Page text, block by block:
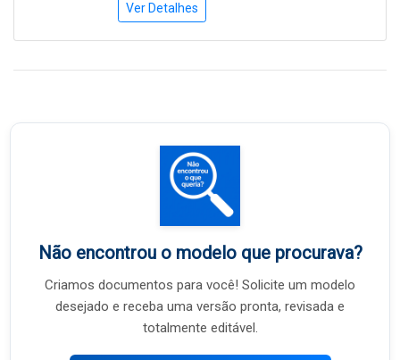
Ver Detalhes
Não encontrou o modelo que procurava?
Criamos documentos para você! Solicite um modelo
desejado e receba uma versão pronta, revisada e
totalmente editável.